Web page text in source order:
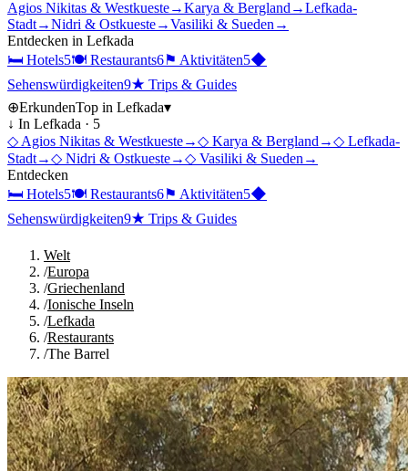
Agios Nikitas & Westkueste→Karya & Bergland →Lefkada-
Stadt→Nidri & Ostkueste→Vasiliki & Sueden →
Entdecken in Lefkada
🛏 Hotels5🍽 Restaurants6⚑ Aktivitäten5◆
Sehenswürdigkeiten9★ Trips & Guides
⊕ErkundenTop in Lefkada▾
↓ In Lefkada · 5
◇ Agios Nikitas & Westkueste→◇ Karya & Bergland →◇ Lefkada-
Stadt→◇ Nidri & Ostkueste→◇ Vasiliki & Sueden →
Entdecken
🛏 Hotels5🍽 Restaurants6⚑ Aktivitäten5◆
Sehenswürdigkeiten9★ Trips & Guides
Welt
/Europa
/Griechenland
/Ionische Inseln
/Lefkada
/Restaurants
/The Barrel